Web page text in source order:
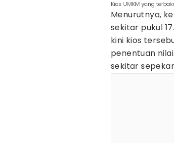
Kios UMKM yang
Menurutnya,
sekitar pukul
kini kios
penentuan
sekitar